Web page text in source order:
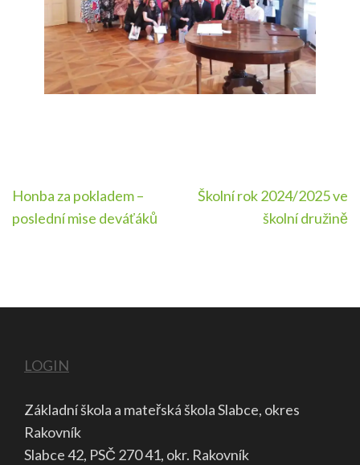
Navigace
pro
Honba za pokladem –
poslední mise deváťáků
Školní rok 2024/2025 ve
školní družině
LOGIN
Základní škola a mateřská škola Slabce, okres
Rakovník
Slabce 42, PSČ 270 41, okr. Rakovník